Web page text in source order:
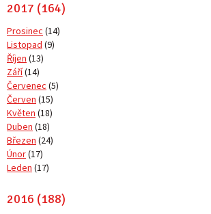
2017 (164)
Prosinec (14)
Listopad (9)
Říjen (13)
Září(14)
Červenec (5)
Červen (15)
Květen (18)
Duben (18)
Březen (24)
Únor(17)
Leden (17)
2016 (188)